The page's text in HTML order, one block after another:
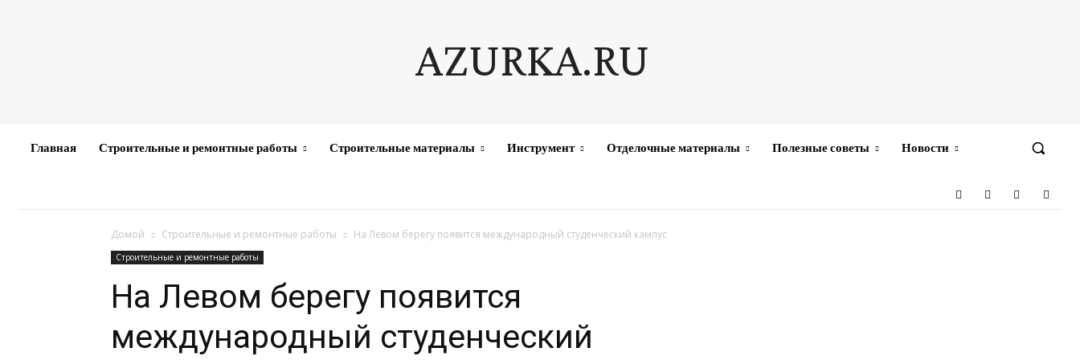
AZURKA.RU
Главная Строительные и ремонтные работы Строительные материалы Инструмент Отделочные материалы Полезные советы Новости
Домой Строительные и ремонтные работы На Левом берегу появится международный студенческий кампус
Строительные и ремонтные работы
На Левом берегу появится
международный студенческий